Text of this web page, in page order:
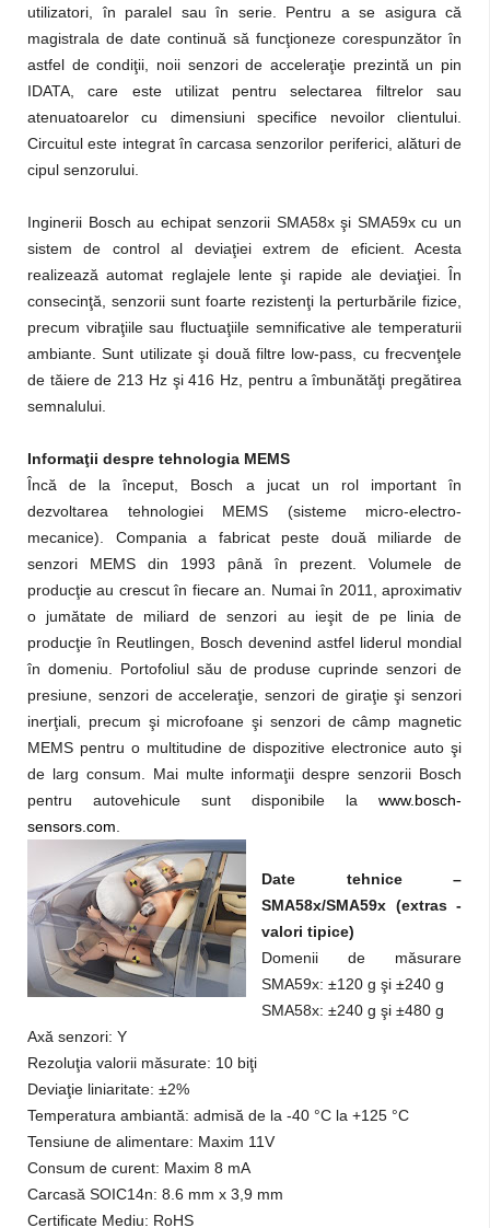
utilizatori, în paralel sau în serie. Pentru a se asigura că
magistrala de date continuă să funcţioneze corespunzător în
astfel de condiţii, noii senzori de acceleraţie prezintă un pin
IDATA, care este utilizat pentru selectarea filtrelor sau
atenuatoarelor cu dimensiuni specifice nevoilor clientului.
Circuitul este integrat în carcasa senzorilor periferici, alături de
cipul senzorului.
Inginerii Bosch au echipat senzorii SMA58x şi SMA59x cu un
sistem de control al deviaţiei extrem de eficient. Acesta
realizează automat reglajele lente şi rapide ale deviaţiei. În
consecinţă, senzorii sunt foarte rezistenţi la perturbările fizice,
precum vibraţiile sau fluctuaţiile semnificative ale temperaturii
ambiante. Sunt utilizate şi două filtre low-pass, cu frecvenţele
de tăiere de 213 Hz şi 416 Hz, pentru a îmbunătăţi pregătirea
semnalului.
Informaţii despre tehnologia MEMS
Încă de la început, Bosch a jucat un rol important în
dezvoltarea tehnologiei MEMS (sisteme micro-electro-
mecanice). Compania a fabricat peste două miliarde de
senzori MEMS din 1993 până în prezent. Volumele de
producţie au crescut în fiecare an. Numai în 2011, aproximativ
o jumătate de miliard de senzori au ieşit de pe linia de
producţie în Reutlingen, Bosch devenind astfel liderul mondial
în domeniu. Portofoliul său de produse cuprinde senzori de
presiune, senzori de acceleraţie, senzori de giraţie şi senzori
inerţiali, precum şi microfoane şi senzori de câmp magnetic
MEMS pentru o multitudine de dispozitive electronice auto şi
de larg consum. Mai multe informaţii despre senzorii Bosch
pentru autovehicule sunt disponibile la www.bosch-
sensors.com
Date tehnice –
SMA58x/SMA59x (extras -
valori tipice)
Domenii de măsurare
SMA59x: ±120 g şi ±240 g
SMA58x: ±240 g şi ±480 g
Axă senzori: Y
Rezoluţia valorii măsurate: 10 biţi
Deviaţie liniaritate: ±2%
Temperatura ambiantă: admisă de la -40 °C la +125 °C
Tensiune de alimentare: Maxim 11V
Consum de curent: Maxim 8 mA
Carcasă SOIC14n: 8.6 mm x 3,9 mm
Certificate Mediu: RoHS